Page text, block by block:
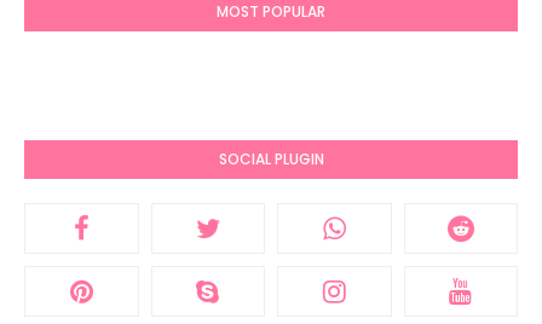
MOST POPULAR
SOCIAL PLUGIN